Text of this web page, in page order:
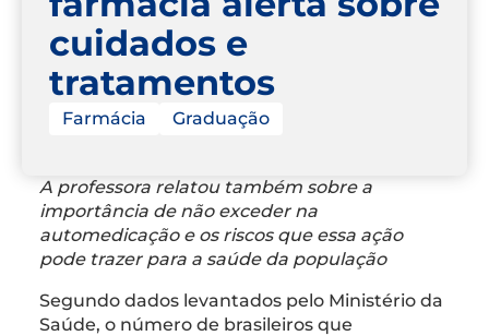
cuidados e
tratamentos
Farmácia Graduação
A professora relatou também sobre a
importância de não exceder na
automedicação e os riscos que essa ação
pode trazer para a saúde da população
Segundo dados levantados pelo Ministério da
Saúde, o número de brasileiros que